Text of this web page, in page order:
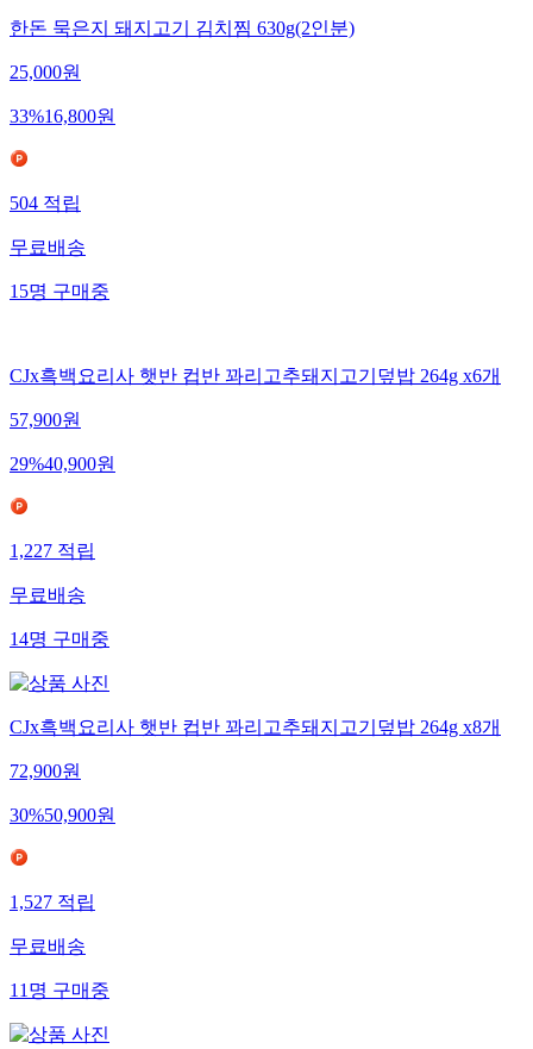
한돈 묵은지 돼지고기 김치찜 630g(2인분)
25,000원
33%16,800원
504적립
무료배송
15명구매중
CJx흑백요리사 햇반 컵반 꽈리고추돼지고기덮밥 264g x6개
57,900원
29%40,900원
1,227적립
무료배송
14명구매중
CJx흑백요리사 햇반 컵반 꽈리고추돼지고기덮밥 264g x8개
72,900원
30%50,900원
1,527적립
무료배송
11명구매중